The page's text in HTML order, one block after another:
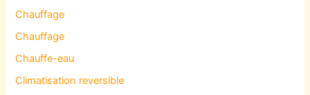
Chauffage
Chauffage
Chauffe-eau
Climatisation reversible